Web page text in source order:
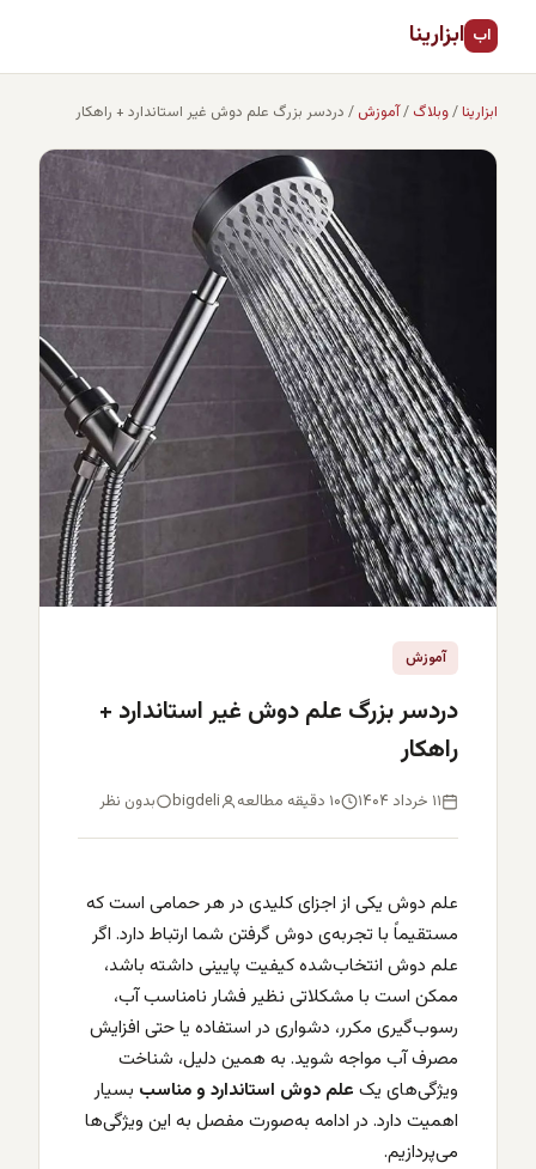
اب ابزارینا
ابزارینا /وبلاگ /آموزش / دردسر بزرگ علم دوش غیر استاندارد + راهکار
آموزش
دردسر بزرگ علم دوش غیر استاندارد +
راهکار
۱۱ خرداد ۱۴۰۴ ۱۰ دقیقه مطالعه bigdeli بدون نظر
علم دوش یکی از اجزای کلیدی در هر حمامی است که
مستقیماً با تجربه‌ی دوش گرفتن شما ارتباط دارد. اگر
علم دوش انتخاب‌شده کیفیت پایینی داشته باشد،
ممکن است با مشکلاتی نظیر فشار نامناسب آب،
رسوب‌گیری مکرر، دشواری در استفاده یا حتی افزایش
مصرف آب مواجه شوید. به همین دلیل، شناخت
ویژگی‌های یک علم دوش استاندارد و مناسب بسیار
اهمیت دارد. در ادامه به‌صورت مفصل به این ویژگی‌ها
می‌پردازیم.